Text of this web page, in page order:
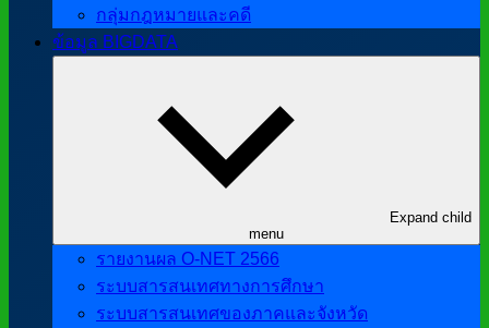
กลุ่มกฎหมายและคดี
ข้อมูล BIGDATA
Expand child
menu
รายงานผล O-NET 2566
ระบบสารสนเทศทางการศึกษา
ระบบสารสนเทศของภาคและจังหวัด